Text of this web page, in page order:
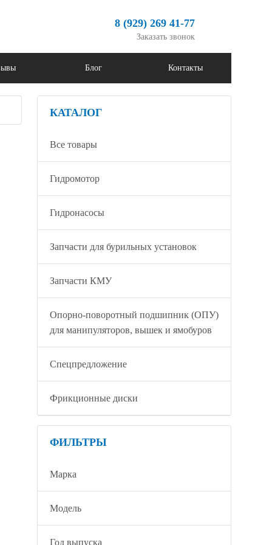
8 (929) 269 41-77
Заказать звонок
Блог Контакты
КАТАЛОГ
Все товары
Гидромотор
Гидронасосы
Запчасти для бурильных установок
Запчасти КМУ
Опорно-поворотный подшипник (ОПУ)
для манипуляторов, вышек и ямобуров
Спецпредложение
Фрикционные диски
ФИЛЬТРЫ
Марка
Модель
Год выпуска